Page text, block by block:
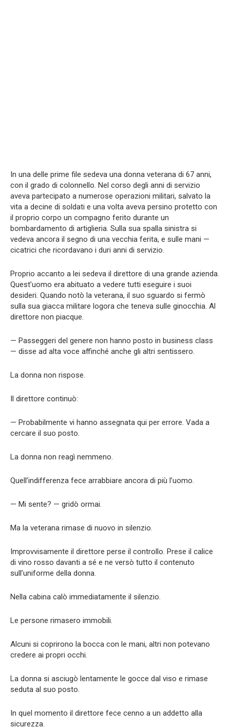
In una delle prime file sedeva una donna veterana di 67 anni,
con il grado di colonnello. Nel corso degli anni di servizio
aveva partecipato a numerose operazioni militari, salvato la
vita a decine di soldati e una volta aveva persino protetto con
il proprio corpo un compagno ferito durante un
bombardamento di artiglieria. Sulla sua spalla sinistra si
vedeva ancora il segno di una vecchia ferita, e sulle mani —
cicatrici che ricordavano i duri anni di servizio.
Proprio accanto a lei sedeva il direttore di una grande azienda.
Quest’uomo era abituato a vedere tutti eseguire i suoi
desideri. Quando notò la veterana, il suo sguardo si fermò
sulla sua giacca militare logora che teneva sulle ginocchia. Al
direttore non piacque.
— Passeggeri del genere non hanno posto in business class
— disse ad alta voce affinché anche gli altri sentissero.
La donna non rispose.
Il direttore continuò:
— Probabilmente vi hanno assegnata qui per errore. Vada a
cercare il suo posto.
La donna non reagì nemmeno.
Quell’indifferenza fece arrabbiare ancora di più l’uomo.
— Mi sente? — gridò ormai.
Ma la veterana rimase di nuovo in silenzio.
Improvvisamente il direttore perse il controllo. Prese il calice
di vino rosso davanti a sé e ne versò tutto il contenuto
sull’uniforme della donna.
Nella cabina calò immediatamente il silenzio.
Le persone rimasero immobili.
Alcuni si coprirono la bocca con le mani, altri non potevano
credere ai propri occhi.
La donna si asciugò lentamente le gocce dal viso e rimase
seduta al suo posto.
In quel momento il direttore fece cenno a un addetto alla
sicurezza.